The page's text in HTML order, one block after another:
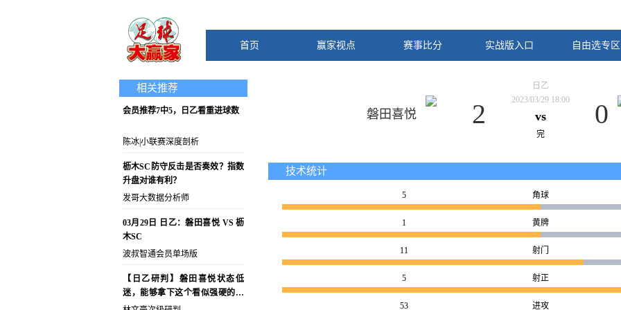
首页 赢家视点 赛事比分 实战版入口 自由选专区
相关推荐
陈冰|小联赛深度剖析
会员推荐7中5，日乙看重进球数
发哥大数据分析师
枥木SC防守反击是否奏效？指数
升盘对谁有利？
波叔智通会员单场版
03月29日 日乙：磐田喜悦 VS 枥
木SC
【日乙研判】磐田喜悦状态低
迷，能够拿下这个看似强硬的生
死指数吗？
日乙
2023/03/29 18:00
vs
完
2
磐田喜悦 0
技术统计
5 角球
1 黄牌
11 射门
5 射正
53 进攻